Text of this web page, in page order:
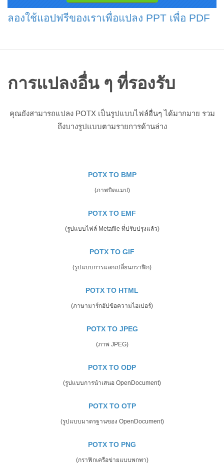
ลองใช้แอปฟรีของเราเพื่อแปลง PPT เพื่อ PDF
การแปลงอื่น ๆ ที่รองรับ
คุณยังสามารถแปลง POTX เป็นรูปแบบไฟล์อื่นๆ ได้มากมาย รวม
ถึงบางรูปแบบตามรายการด้านล่าง
POTX TO BMP
(ภาพบิตแมป)
POTX TO EMF
(รูปแบบไฟล์ Metafile ที่ปรับปรุงแล้ว)
POTX TO GIF
(รูปแบบการแลกเปลี่ยนกราฟิก)
POTX TO HTML
(ภาษามาร์กอัปข้อความไฮเปอร์)
POTX TO JPEG
(ภาพ JPEG)
POTX TO ODP
(รูปแบบการนำเสนอ OpenDocument)
POTX TO OTP
(รูปแบบมาตรฐานของ OpenDocument)
POTX TO PNG
(กราฟิกเครือข่ายแบบพกพา)